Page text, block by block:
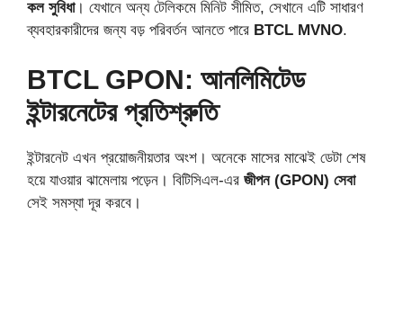
কল সুবিধা। যেখানে অন্য টেলিকমে মিনিট সীমিত, সেখানে এটি সাধারণ
ব্যবহারকারীদের জন্য বড় পরিবর্তন আনতে পারে BTCL MVNO.
BTCL GPON: আনলিমিটেড
ইন্টারনেটের প্রতিশ্রুতি
ইন্টারনেট এখন প্রয়োজনীয়তার অংশ। অনেকে মাসের মাঝেই ডেটা শেষ
হয়ে যাওয়ার ঝামেলায় পড়েন। বিটিসিএল-এর জীপন (GPON) সেবা
সেই সমস্যা দূর করবে।